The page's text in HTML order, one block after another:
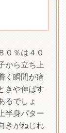
０％は４０
から立ち上
く瞬間が痛
きや伸ばす
るでしょ
半身パター
きがねじれ